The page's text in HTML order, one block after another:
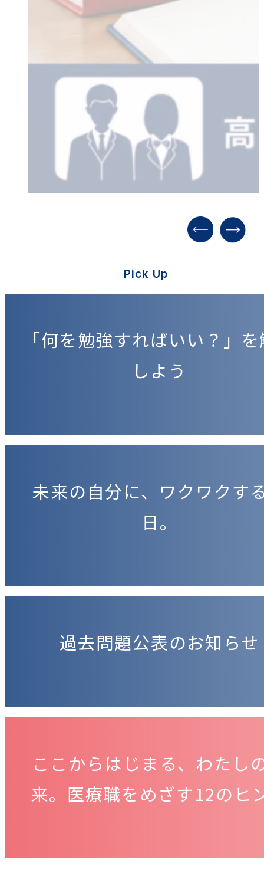
Pick Up
「何を勉強すればいい？」
しよう
未来の自分に、ワクワクす
日。
過去問題公表のお知らせ
ここからはじまる、わたし
来。医療職をめざす12のヒ